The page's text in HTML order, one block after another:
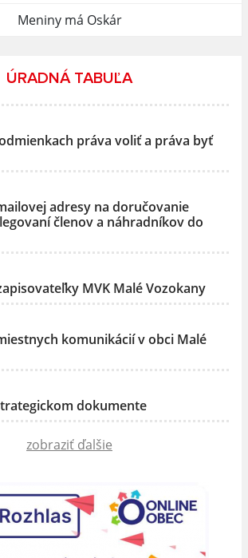
Meniny má Oskár
ÚRADNÁ TABUĽA
práva voliť a práva byť
adresy na doručovanie
členov a náhradníkov do
MVK Malé Vozokany
komunikácií v obci Malé
dokumente
zobraziť ďalšie